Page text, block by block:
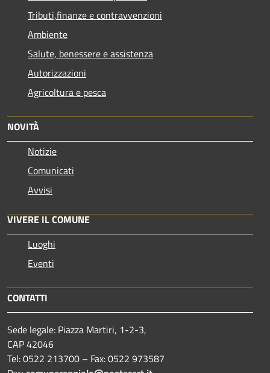
Tributi,finanze e contravvenzioni
Ambiente
Salute, benessere e assistenza
Autorizzazioni
Agricoltura e pesca
NOVITÀ
Notizie
Comunicati
Avvisi
VIVERE IL COMUNE
Luoghi
Eventi
CONTATTI
Sede legale: Piazza Martiri, 1-2-3,
CAP 42046
Tel: 0522 213700 – Fax: 0522 973587